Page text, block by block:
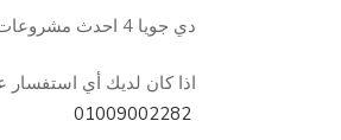
دي جويا 4 احدث مشروعات الشركة في العاصمة الادارية
اذا كان لديك أي استفسار عن أسعار